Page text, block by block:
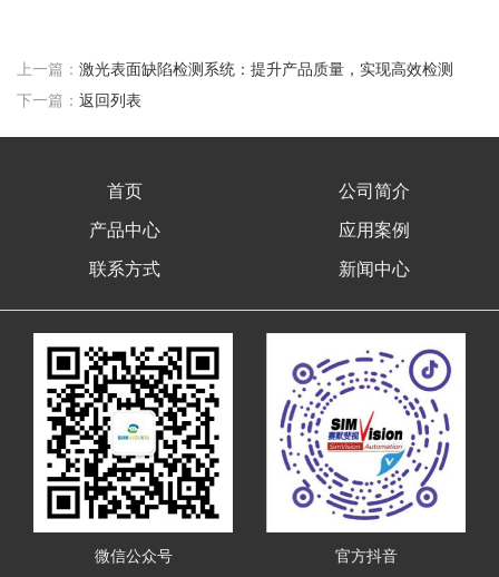
上一篇： 激光表面缺陷检测系统：提升产品质量，实现高效检测
下一篇： 返回列表
首页
公司简介
产品中心
应用案例
联系方式
新闻中心
微信公众号 官方抖音